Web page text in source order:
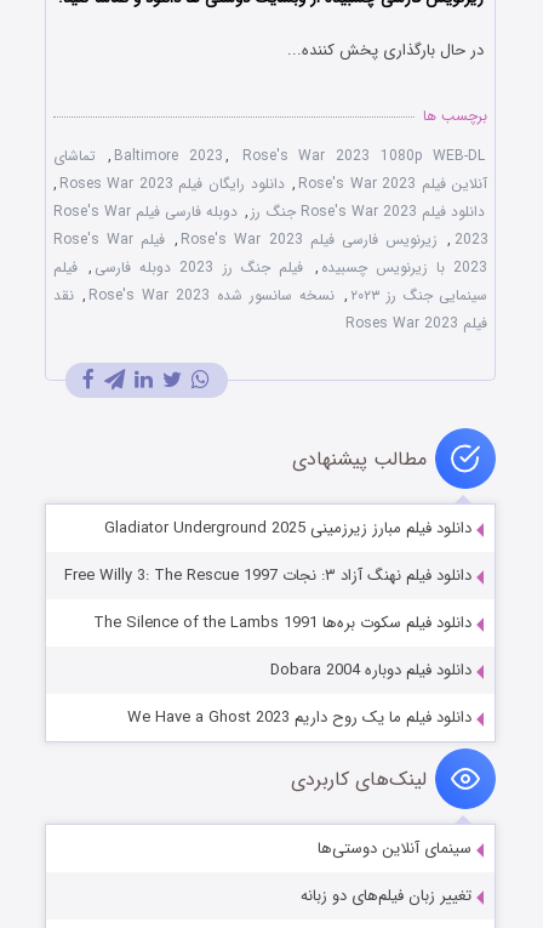
در حال بارگذاری پخش کننده...
برچسب ها
Baltimore 2023, Rose's War 2023 1080p WEB-DL
, تماشای
آنلاین فیلم Rose's War 2023
, دانلود رایگان فیلم Roses War 2023
,
دانلود فیلم Rose's War 2023 جنگ رز
,
دوبله فارسی فیلم Rose's War
2023
, زیرنویس فارسی فیلم Rose's War 2023 ,
فیلم Rose's War
2023 با زیرنویس چسبیده
, فیلم جنگ رز 2023 دوبله فارسی , فیلم
سینمایی جنگ رز ۲۰۲۳
, نسخه سانسور شده Rose's War 2023 , نقد
فیلم Roses War 2023
مطالب پیشنهادی
دانلود فیلم مبارز زیرزمینی Gladiator Underground 2025
دانلود فیلم نهنگ آزاد ۳: نجات Free Willy 3: The Rescue 1997
دانلود فیلم سکوت بره‌ها The Silence of the Lambs 1991
دانلود فیلم دوباره Dobara 2004
دانلود فیلم ما یک روح داریم We Have a Ghost 2023
لینک‌های کاربردی
سینمای آنلاین دوستی‌ها
تغییر زبان فیلم‌های دو زبانه